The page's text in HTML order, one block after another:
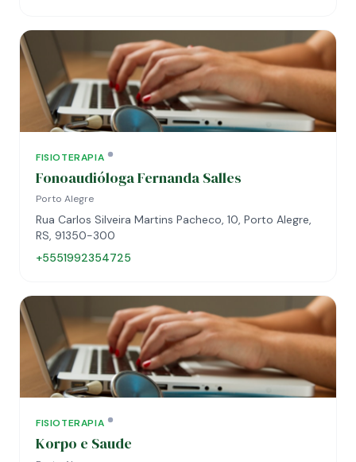
FISIOTERAPIA
Fonoaudióloga Fernanda Salles
Porto Alegre
Rua Carlos Silveira Martins Pacheco, 10, Porto Alegre,
RS, 91350-300
+5551992354725
FISIOTERAPIA
Korpo e Saude